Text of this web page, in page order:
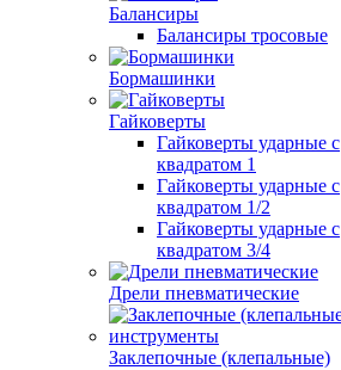
Балансиры
Балансиры тросовые
Бормашинки
Гайковерты
Гайковерты ударные с
квадратом 1
Гайковерты ударные с
квадратом 1/2
Гайковерты ударные с
квадратом 3/4
Дрели пневматические
Заклепочные (клепальные)